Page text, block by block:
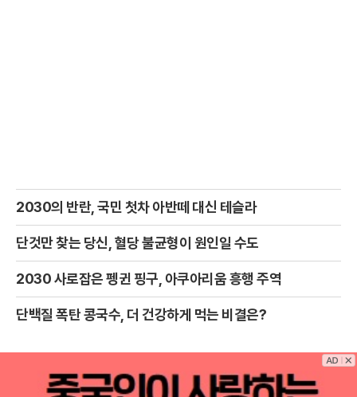
2030의 반란, 국민 첫차 아반떼 대신 테슬라
단것만 찾는 당신, 혈당 불균형이 원인일 수도
2030 사로잡은 펭귄 핑구, 아쿠아리움 흥행 주역
단백질 폭탄 콩국수, 더 건강하게 먹는 비결은?